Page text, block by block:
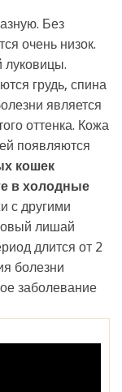
Без
очень низок.
грудь, спина
является
оттенка. Кожа
появляются
кошек
в холодные
с другими
лишай
длится от 2
болезни
заболевание